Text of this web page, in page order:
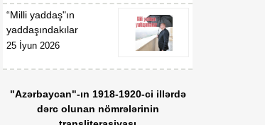
tənzimlənməsi haqqında"
2025-ci il 15 yanvar tarixli
286 nömrəli fərmanlarında
və "Azərbaycan Hava
Yolları" Qapalı Səhmdar
haqqında" 2008-ci il 16
aprel tarixli 2761 nömrəli,
“Milli yaddaş"ın
yaddaşındakılar
25 İyun 2026
"Azərbaycan"-ın 1918-1920-ci illərdə
dərc olunan nömrələrinin